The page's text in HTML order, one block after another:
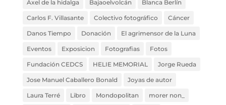
Axel de la hidalga Bajaoelvolcán Blanca Berlín
Carlos F. Villasante Colectivo fotográfico Cáncer
Danos Tiempo Donación El agrimensor de la Luna
Eventos Exposicion Fotografias Fotos
Fundación CEDCS HELIE MEMORIAL Jorge Rueda
Jose Manuel Caballero Bonald Joyas de autor
Laura Terré Libro Mondopolitan morer non_